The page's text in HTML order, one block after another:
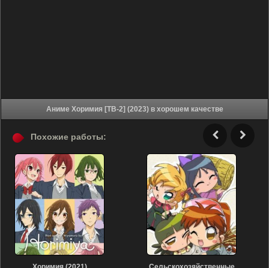
Аниме Хоримия [ТВ-2] (2023) в хорошем качестве
Похожие работы: